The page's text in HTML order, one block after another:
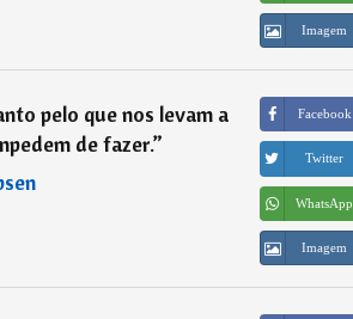
Imagem
pelo que nos levam a
de fazer.”
Facebook
Twitter
WhatsApp
Imagem